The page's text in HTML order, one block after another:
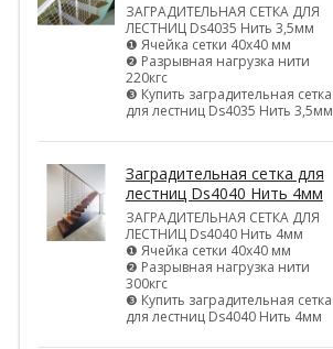
ЗАГРАДИТЕЛЬНАЯ СЕТКА ДЛЯ
ЛЕСТНИЦ Ds4035 Нить 3,5мм
❶ Ячейка сетки 40х40 мм
❷ Разрывная нагрузка нити
220кгс
❸ Купить заградительная сетка
для лестниц Ds4035 Нить 3,5мм
Заградительная сетка для
лестниц Ds4040 Нить 4мм
ЗАГРАДИТЕЛЬНАЯ СЕТКА ДЛЯ
ЛЕСТНИЦ Ds4040 Нить 4мм
❶ Ячейка сетки 40х40 мм
❷ Разрывная нагрузка нити
300кгс
❸ Купить заградительная сетка
для лестниц Ds4040 Нить 4мм